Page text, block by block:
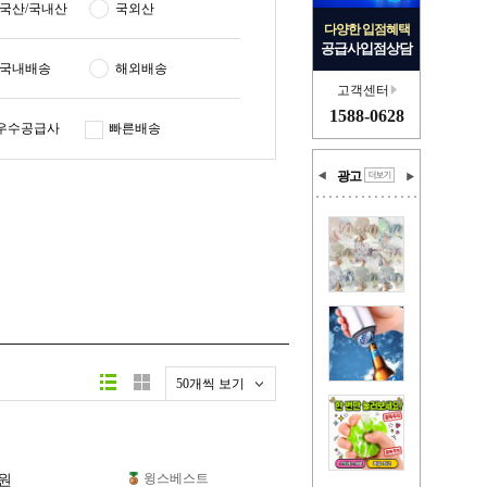
다양한 입점혜택
공급사입점상담
고객센터
1588-0628
광고
국산/국내산 국외산
국내배송 해외배송
수공급사 빠른배송
50개씩 보기
윙스베스트